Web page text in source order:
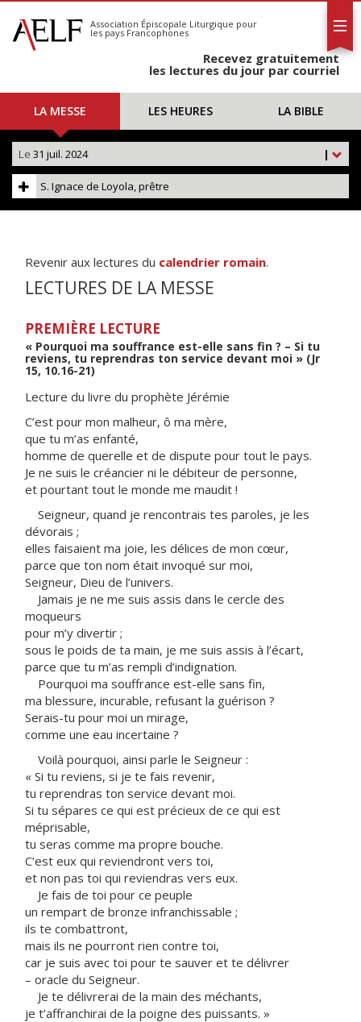
S'abonner
Calendrier
Association Épiscopale Liturgique pour
les pays Francophones
Recevez gratuitement
les lectures du jour par courriel
LA MESSE LES HEURES LA BIBLE
|
Le 31 juil. 2024
S. Ignace de Loyola, prêtre
Revenir aux lectures du calendrier romain.
LECTURES DE LA MESSE
PREMIÈRE LECTURE
« Pourquoi ma souffrance est-elle sans fin ? – Si tu
reviens, tu reprendras ton service devant moi » (Jr
15, 10.16-21)
Lecture du livre du prophète Jérémie
C’est pour mon malheur, ô ma mère,
que tu m’as enfanté,
homme de querelle et de dispute pour tout le pays.
Je ne suis le créancier ni le débiteur de personne,
et pourtant tout le monde me maudit !
Seigneur, quand je rencontrais tes paroles, je les
dévorais ;
elles faisaient ma joie, les délices de mon cœur,
parce que ton nom était invoqué sur moi,
Seigneur, Dieu de l’univers.
Jamais je ne me suis assis dans le cercle des
moqueurs
pour m’y divertir ;
sous le poids de ta main, je me suis assis à l’écart,
parce que tu m’as rempli d’indignation.
Pourquoi ma souffrance est-elle sans fin,
ma blessure, incurable, refusant la guérison ?
Serais-tu pour moi un mirage,
comme une eau incertaine ?
Voilà pourquoi, ainsi parle le Seigneur :
« Si tu reviens, si je te fais revenir,
tu reprendras ton service devant moi.
Si tu sépares ce qui est précieux de ce qui est
méprisable,
tu seras comme ma propre bouche.
C’est eux qui reviendront vers toi,
et non pas toi qui reviendras vers eux.
Je fais de toi pour ce peuple
un rempart de bronze infranchissable ;
ils te combattront,
mais ils ne pourront rien contre toi,
car je suis avec toi pour te sauver et te délivrer
– oracle du Seigneur.
Je te délivrerai de la main des méchants,
je t’affranchirai de la poigne des puissants. »